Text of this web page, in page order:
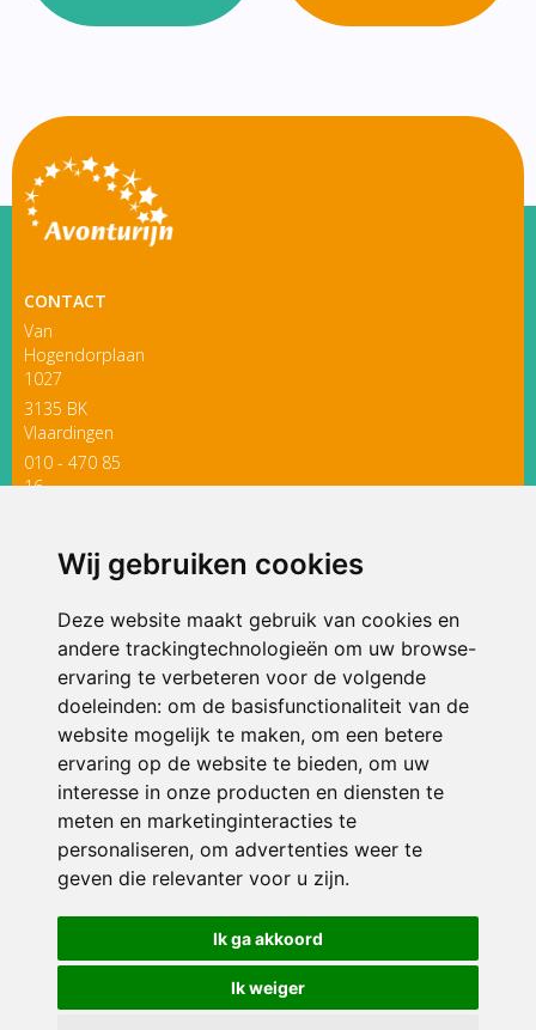
Wij gebruiken cookies
Deze website maakt gebruik van cookies en
andere trackingtechnologieën om uw browse-
ervaring te verbeteren voor de volgende
doeleinden: om de basisfunctionaliteit van de
website mogelijk te maken, om een betere
ervaring op de website te bieden, om uw
interesse in onze producten en diensten te
meten en marketinginteracties te
personaliseren, om advertenties weer te
geven die relevanter voor u zijn.
Ik ga akkoord
Ik weiger
CONTACT
Van
Hogendorplaan
1027
3135 BK
Vlaardingen
010 - 470 85
16
ONDERDEEL VAN
© 2026 Avonturijn | Alle rechten voorbehouden
Privacy policy|Disclaimer| Klachtenregeling|RSIN en Anbi
voorkeuren
Crealisatie The MindOffice